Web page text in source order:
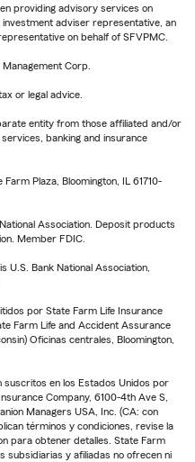
providing advisory services on
investment adviser representative, an
on behalf of SFVPMC.
Corp.
or legal advice.
entity from those affiliated and/or
banking and insurance
Plaza, Bloomington, IL 61710-
Association. Deposit products
Member FDIC.
Bank National Association,
por State Farm Life Insurance
Farm Life and Accident Assurance
Oficinas centrales, Bloomington,
suscritos en los Estados Unidos por
Company, 6100-4th Ave S,
Managers USA, Inc. (CA: con
términos y condiciones, revise la
para obtener detalles. State Farm
subsidiarias y afiliadas no ofrecen ni